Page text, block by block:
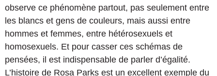
observe ce phénomène partout, pas seulement entre
les blancs et gens de couleurs, mais aussi entre
hommes et femmes, entre hétérosexuels et
homosexuels. Et pour casser ces schémas de
pensées, il est indispensable de parler d’égalité.
L’histoire de Rosa Parks est un excellent exemple du